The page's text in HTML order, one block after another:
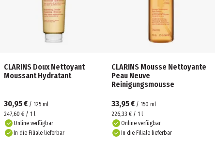
CLARINS Doux Nettoyant
Moussant Hydratant
30,95 € / 125 ml
247,60 € / 1 l
Online verfügbar
In die Filiale lieferbar
CLARINS Mousse Nettoyante
Peau Neuve
Reinigungsmousse
33,95 € / 150 ml
226,33 € / 1 l
Online verfügbar
In die Filiale lieferbar